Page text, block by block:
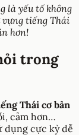
là yếu tố không
tiếng Thái
hơn!
trong
Thái cơ bản
cảm hơn…
dụng cực kỳ dễ